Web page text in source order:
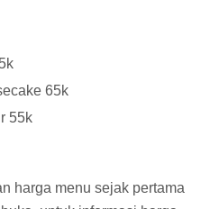
65k
55k
harga menu sejak pertama